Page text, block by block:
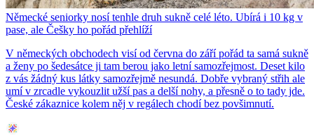
Německé seniorky nosí tenhle druh sukně celé léto. Ubírá i 10 kg v
pase, ale Češky ho pořád přehlíží
V německých obchodech visí od června do září pořád ta samá sukně
a ženy po šedesátce ji tam berou jako letní samozřejmost. Deset kilo
z vás žádný kus látky samozřejmě nesundá. Dobře vybraný střih ale
umí v zrcadle vykouzlit užší pas a delší nohy, a přesně o to tady jde.
České zákaznice kolem něj v regálech chodí bez povšimnutí.